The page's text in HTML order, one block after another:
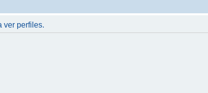
ver perfiles.